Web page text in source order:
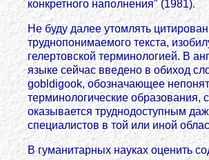
конкретного наполнения" (1981).
Не буду далее утомлять
труднопонимаемого текста,
гелертовской терминологией. В
языке сейчас введено в обиход
gobldigook, обозначающее
терминологические образования,
оказывается труднодоступным
специалистов в той или иной
В гуманитарных науках оценить